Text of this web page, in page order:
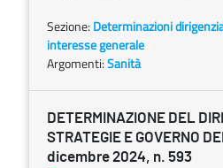
Sezione: Determinazioni
interesse generale
Argomenti:Sanità
DETERMINAZIONE DEL
STRATEGIE E GOVERNO
dicembre 2024, n. 593